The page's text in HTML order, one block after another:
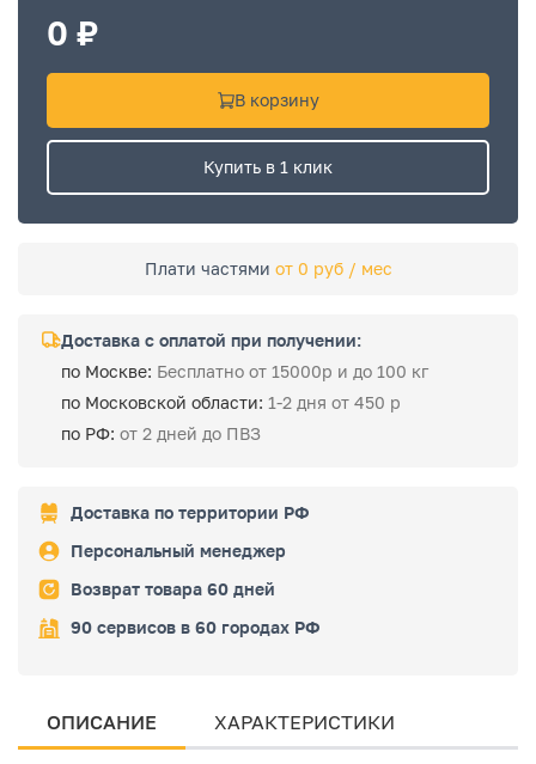
0 ₽
В корзину
Купить в 1 клик
Плати частями от 0 руб / мес
Доставка с оплатой при получении:
по Москве: Бесплатно от 15000р и до 100 кг
по Московской области: 1-2 дня от 450 р
по РФ: от 2 дней до ПВЗ
Доставка по территории РФ
Персональный менеджер
Возврат товара 60 дней
90 сервисов в 60 городах РФ
ОПИСАНИЕ ХАРАКТЕРИСТИКИ